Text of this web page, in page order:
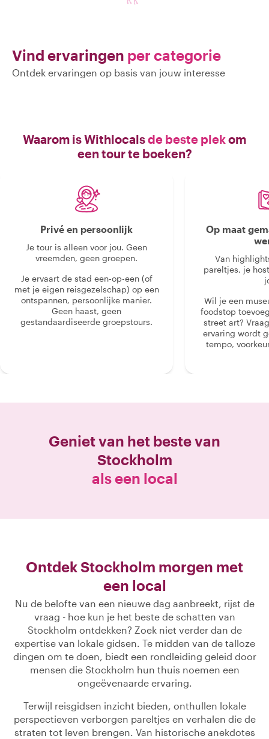
Vind ervaringen per categorie
Ontdek ervaringen op basis van jouw interesse
Waarom is Withlocalsde beste plekom
een tour te boeken?
Privé en persoonlijk
Je tour is alleen voor jou. Geen
vreemden, geen groepen.
Je ervaart de stad een-op-een (of
met je eigen reisgezelschap) op een
ontspannen, persoonlijke manier.
Geen haast, geen
gestandaardiseerde groepstours.
Op maat
Van
pareltjes, je
Wil je een
foodstop
street art?
ervaring wordt
tempo,
Geniet van het beste van
Stockholm
als een local
Ontdek Stockholm morgen met
een local
Nu de belofte van een nieuwe dag aanbreekt, rijst de
vraag - hoe kun je het beste de schatten van
Stockholm ontdekken? Zoek niet verder dan de
expertise van lokale gidsen. Te midden van de talloze
dingen om te doen, biedt een rondleiding geleid door
mensen die Stockholm hun thuis noemen een
ongeëvenaarde ervaring.
Terwijl reisgidsen inzicht bieden, onthullen lokale
perspectieven verborgen pareltjes en verhalen die de
straten tot leven brengen. Van historische anekdotes